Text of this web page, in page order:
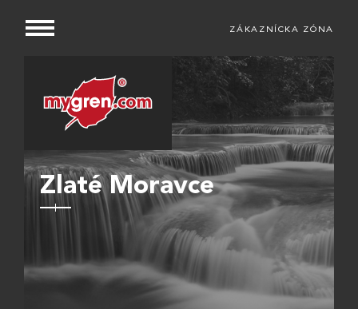
ZÁKAZNÍCKA ZÓNA
Zlaté Moravce